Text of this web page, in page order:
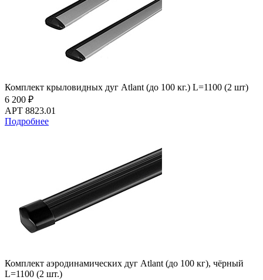
Комплект крыловидных дуг Atlant (до 100 кг.) L=1100 (2 шт)
6 200 ₽
АРТ 8823.01
Подробнее
Комплект аэродинамических дуг Atlant (до 100 кг), чёрный
L=1100 (2 шт.)